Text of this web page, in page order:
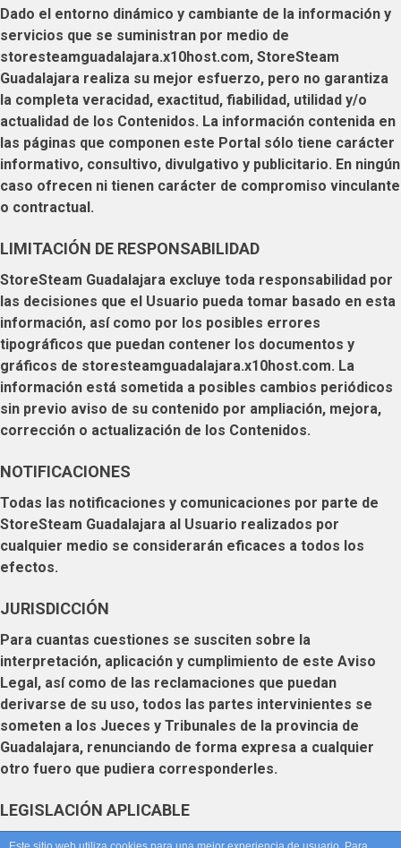
Dado el entorno dinámico y cambiante de la información y
servicios que se suministran por medio de
storesteamguadalajara.x10host.com, StoreSteam
Guadalajara realiza su mejor esfuerzo, pero no garantiza
la completa veracidad, exactitud, fiabilidad, utilidad y/o
actualidad de los Contenidos. La información contenida en
las páginas que componen este Portal sólo tiene carácter
informativo, consultivo, divulgativo y publicitario. En ningún
caso ofrecen ni tienen carácter de compromiso vinculante
o contractual.
LIMITACIÓN DE RESPONSABILIDAD
StoreSteam Guadalajara excluye toda responsabilidad por
las decisiones que el Usuario pueda tomar basado en esta
información, así como por los posibles errores
tipográficos que puedan contener los documentos y
gráficos de storesteamguadalajara.x10host.com. La
información está sometida a posibles cambios periódicos
sin previo aviso de su contenido por ampliación, mejora,
corrección o actualización de los Contenidos.
NOTIFICACIONES
Todas las notificaciones y comunicaciones por parte de
StoreSteam Guadalajara al Usuario realizados por
cualquier medio se considerarán eficaces a todos los
efectos.
JURISDICCIÓN
Para cuantas cuestiones se susciten sobre la
interpretación, aplicación y cumplimiento de este Aviso
Legal, así como de las reclamaciones que puedan
derivarse de su uso, todos las partes intervinientes se
someten a los Jueces y Tribunales de la provincia de
Guadalajara, renunciando de forma expresa a cualquier
otro fuero que pudiera corresponderles.
LEGISLACIÓN APLICABLE
El presente Aviso Legal se rige por la normativa española